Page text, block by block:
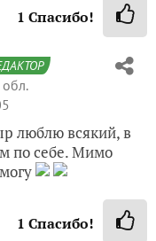
1 Спасибо!
люблю всякий, в
по себе. Мимо
1 Спасибо!